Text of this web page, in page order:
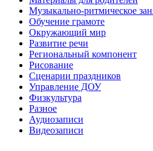
Музыкально-ритмическое
Обучение грамоте
Окружающий мир
Развитие речи
Региональный компонент
Рисование
Сценарии праздников
Управление ДОУ
Физкультура
Разное
Аудиозаписи
Видеозаписи